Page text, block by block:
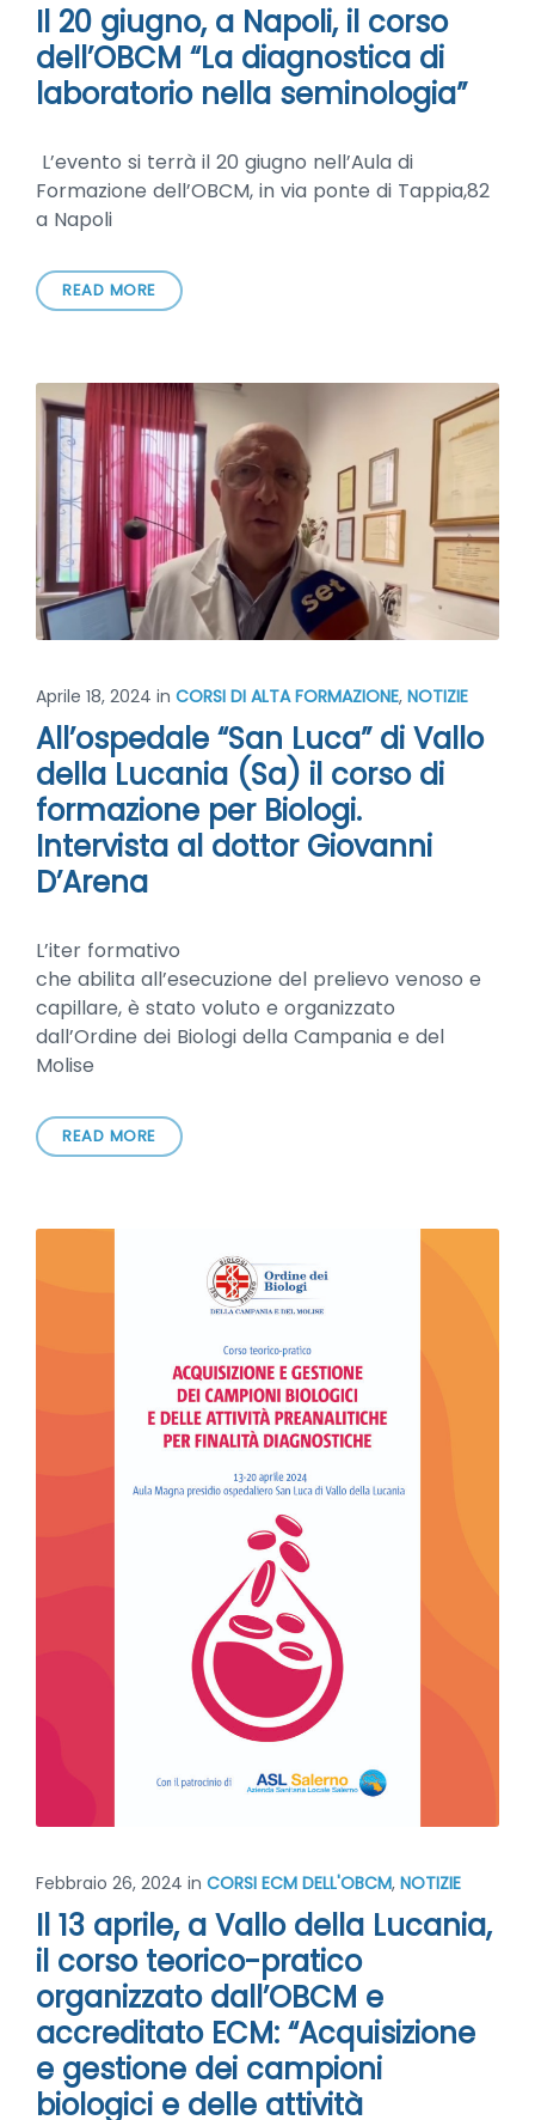
Il 20 giugno, a Napoli, il corso
dell’OBCM “La diagnostica di
laboratorio nella seminologia”
L’evento si terrà il 20 giugno nell’Aula di
Formazione dell’OBCM, in via ponte di Tappia,82
a Napoli
READ MORE
Aprile 18, 2024 in CORSI DI ALTA FORMAZIONE, NOTIZIE
All’ospedale “San Luca” di Vallo
della Lucania (Sa) il corso di
formazione per Biologi.
Intervista al dottor Giovanni
D’Arena
L’iter formativo
che abilita all’esecuzione del prelievo venoso e
capillare, è stato voluto e organizzato
dall’Ordine dei Biologi della Campania e del
Molise
READ MORE
Febbraio 26, 2024 in CORSI ECM DELL'OBCM, NOTIZIE
Il 13 aprile, a Vallo della Lucania,
il corso teorico-pratico
organizzato dall’OBCM e
accreditato ECM: “Acquisizione
e gestione dei campioni
biologici e delle attività